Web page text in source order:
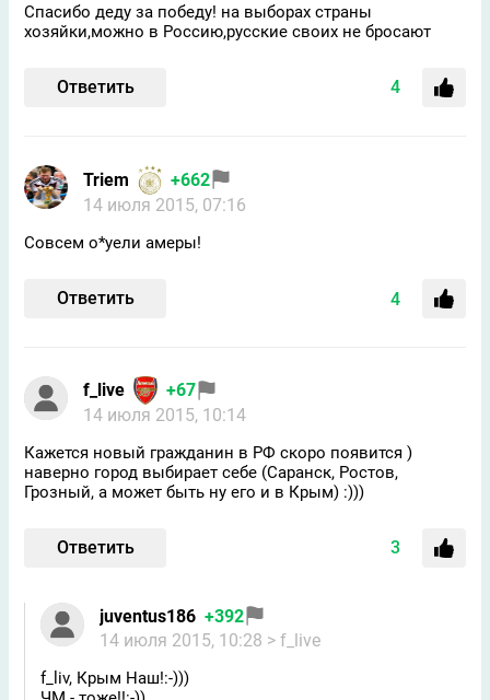
Спасибо деду за победу! на выборах страны
хозяйки,можно в Россию,русские своих не бросают
Ответить 4
Triem
+662
14 июля 2015, 07:16
Совсем о*уели амеры!
Ответить 4
f_live
+67
14 июля 2015, 10:14
Кажется новый гражданин в РФ скоро появится )
наверно город выбирает себе (Саранск, Ростов,
Грозный, а может быть ну его и в Крым) :)))
Ответить 3
juventus186 +392
14 июля 2015, 10:28 > f_live
f_liv, Крым Наш!:-)))